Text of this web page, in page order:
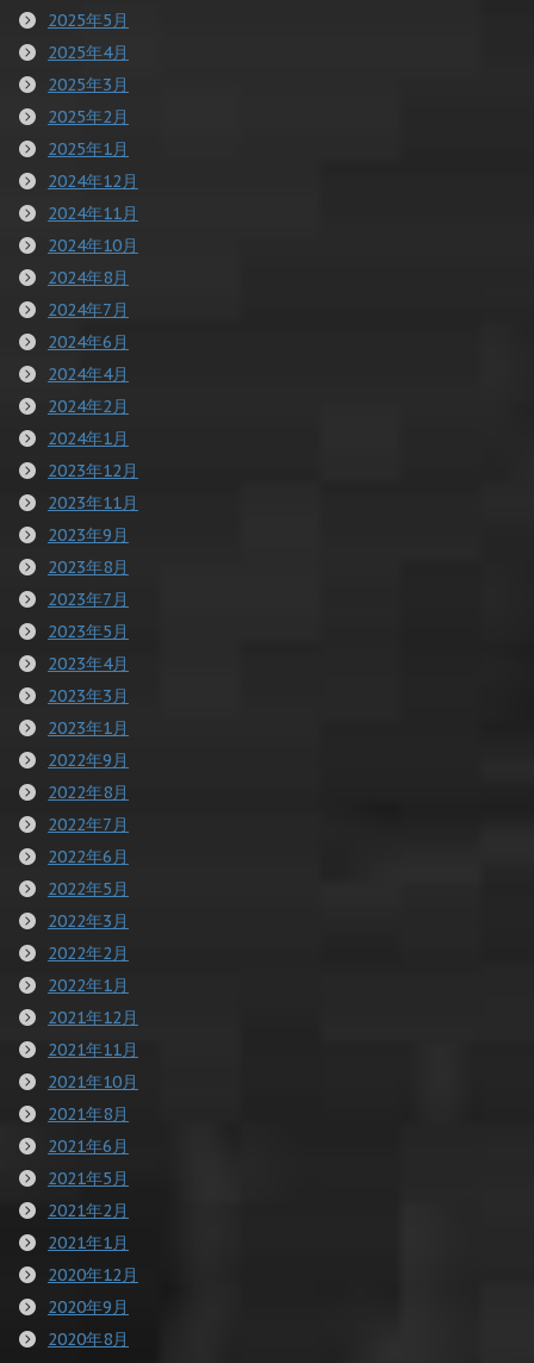
2025年5月
2025年4月
2025年3月
2025年2月
2025年1月
2024年12月
2024年11月
2024年10月
2024年8月
2024年7月
2024年6月
2024年4月
2024年2月
2024年1月
2023年12月
2023年11月
2023年9月
2023年8月
2023年7月
2023年5月
2023年4月
2023年3月
2023年1月
2022年9月
2022年8月
2022年7月
2022年6月
2022年5月
2022年3月
2022年2月
2022年1月
2021年12月
2021年11月
2021年10月
2021年8月
2021年6月
2021年5月
2021年2月
2021年1月
2020年12月
2020年9月
2020年8月